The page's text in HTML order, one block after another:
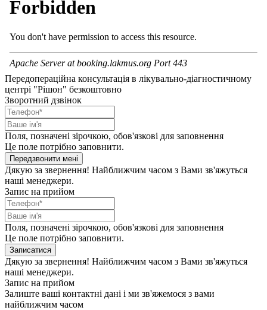
Передопераційна консультація в лікувально-діагностичному
центрі "Рішон" безкоштовно
Зворотний дзвінок
Поля, позначені зірочкою, обов'язкові для заповнення
Це поле потрібно заповнити.
Передзвонити мені
Дякую за звернення! Найближчим часом з Вами зв'яжуться
наші менеджери.
Запис на прийом
Поля, позначені зірочкою, обов'язкові для заповнення
Це поле потрібно заповнити.
Записатися
Дякую за звернення! Найближчим часом з Вами зв'яжуться
наші менеджери.
Запис на прийом
Залиште ваші контактні дані і ми зв'яжемося з вами
найближчим часом